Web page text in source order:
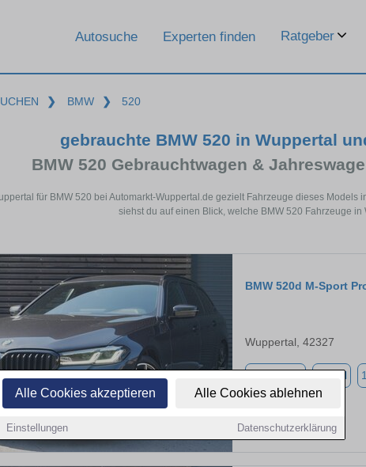
Alle Cookies akzeptieren Alle Cookies ablehnen
Einstellungen Datenschutzerklärung
Autosuche Experten finden Ratgeber
❯ BMW ❯ 520
gebrauchte BMW 520 in Wuppertal
BMW 520 Gebrauchtwagen &
für BMW 520 bei Automarkt-Wuppertal.de gezielt Fahrzeuge dieses
siehst du auf einen Blick, welche BMW 520 Fahrzeuge in
BMW 520d M-Sport
Wuppertal, 42327
Diesel